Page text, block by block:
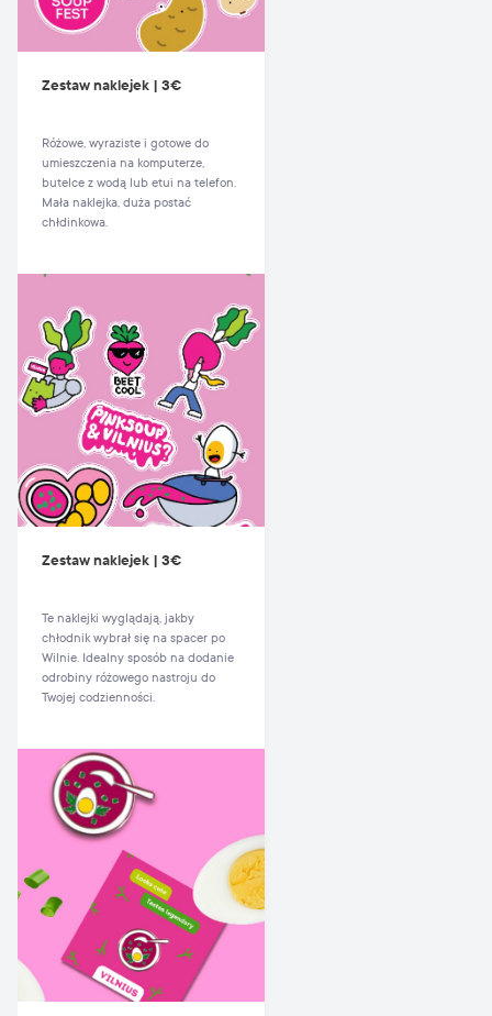
Zestaw naklejek | 3€
Różowe, wyraziste i gotowe do
umieszczenia na komputerze,
butelce z wodą lub etui na telefon.
Mała naklejka, duża postać
chłdinkowa.
Zestaw naklejek | 3€
Te naklejki wyglądają, jakby
chłodnik wybrał się na spacer po
Wilnie. Idealny sposób na dodanie
odrobiny różowego nastroju do
Twojej codzienności.